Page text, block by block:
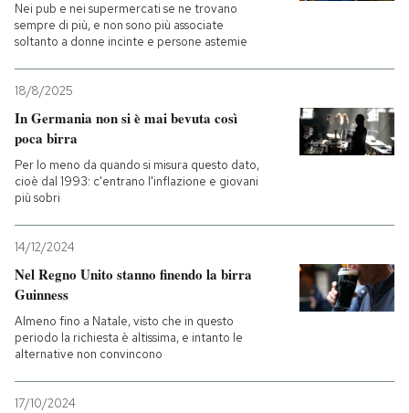
Nei pub e nei supermercati se ne trovano
sempre di più, e non sono più associate
soltanto a donne incinte e persone astemie
18/8/2025
In Germania non si è mai bevuta così
poca birra
Per lo meno da quando si misura questo dato,
cioè dal 1993: c'entrano l'inflazione e giovani
più sobri
14/12/2024
Nel Regno Unito stanno finendo la birra
Guinness
Almeno fino a Natale, visto che in questo
periodo la richiesta è altissima, e intanto le
alternative non convincono
17/10/2024